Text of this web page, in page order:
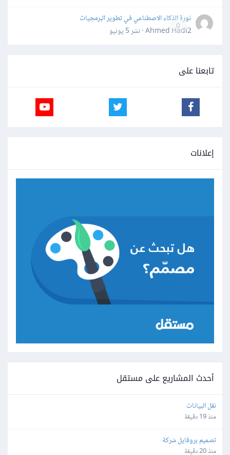
0
ثورة الذكاء الاصطناعي في تطوير البرمجيات
Ahmed Hadi2 · نشر
5 يونيو
تابعنا على
إعلانات
أحدث المشاريع على مستقل
نقل البيانات
منذ 19 دقيقة
تصميم بروفايل شركة
منذ 20 دقيقة